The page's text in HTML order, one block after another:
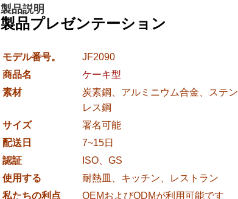
製品説明
製品プレゼンテーション
モデル番号。
JF2090
商品名
ケーキ型
素材
炭素鋼、アルミニウム合金、ステン
レス鋼
サイズ
署名可能
配送日
7~15日
認証
ISO、GS
使用する
耐熱皿、キッチン、レストラン
私たちの利点
OEMおよびODMが利用可能です